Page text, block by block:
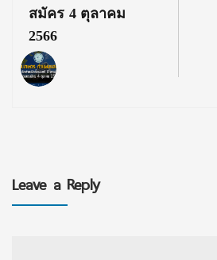
สมัคร 4 ตุลาคม
2566
Leave a Reply